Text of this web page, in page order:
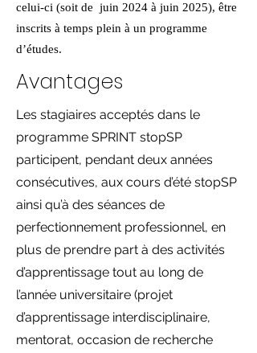
celui-ci (soit de juin 2024 à juin 2025), être
inscrits à temps plein à un programme
d’études.
Avantages
Les stagiaires acceptés dans le
programme SPRINT stopSP
participent, pendant deux années
consécutives, aux cours d’été stopSP
ainsi qu’à des séances de
perfectionnement professionnel, en
plus de prendre part à des activités
d’apprentissage tout au long de
l’année universitaire (projet
d’apprentissage interdisciplinaire,
mentorat, occasion de recherche